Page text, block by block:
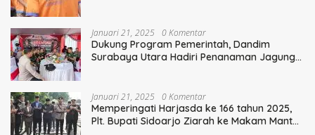
Januari 21, 2025 0 Komentar
Dukung Program Pemerintah, Dandim
Surabaya Utara Hadiri Penanaman Jagung
Januari 21, 2025 0 Komentar
Memperingati Harjasda ke 166 tahun 2025,
Plt. Bupati Sidoarjo Ziarah ke Makam Mantan